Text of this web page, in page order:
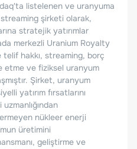
listelenen ve uranyuma
şirketi olarak,
stratejik yatırımlar
merkezli Uranium Royalty
hakkı, streaming, borç
etme ve fiziksel uranyum
Şirket, uranyum
yatırım fırsatlarını
nükleer enerji
üretimini
geliştirme ve